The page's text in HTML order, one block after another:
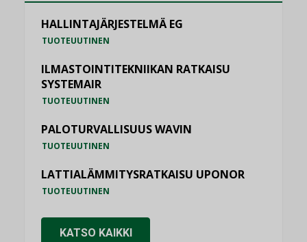
HALLINTAJÄRJESTELMÄ EG
TUOTEUUTINEN
ILMASTOINTITEKNIIKAN RATKAISU
SYSTEMAIR
TUOTEUUTINEN
PALOTURVALLISUUS WAVIN
TUOTEUUTINEN
LATTIALÄMMITYSRATKAISU UPONOR
TUOTEUUTINEN
KATSO KAIKKI